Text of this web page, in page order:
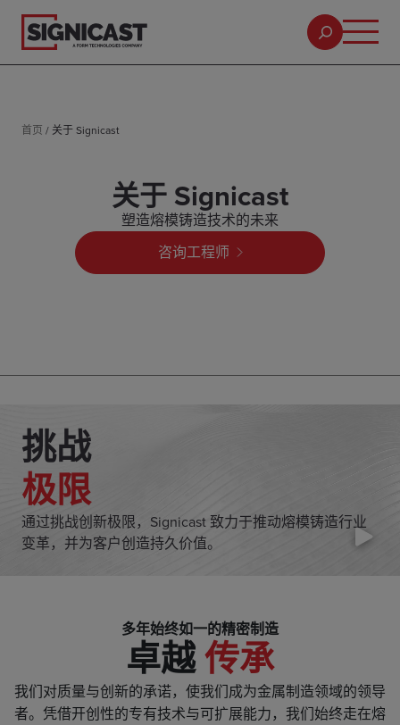
首页 / 关于 Signicast
关于 Signicast
塑造熔模铸造技术的未来
咨询工程师
挑战
极限
通过挑战创新极限，Signicast 致力于推动熔模铸造行业
变革，并为客户创造持久价值。
多年始终如一的精密制造
卓越传承
我们对质量与创新的承诺，使我们成为金属制造领域的领导
者。凭借开创性的专有技术与可扩展能力，我们始终走在熔